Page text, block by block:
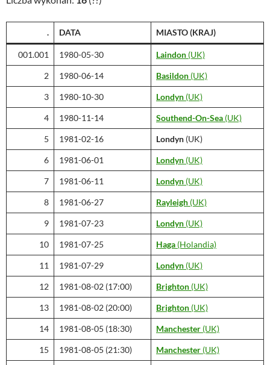
. DATA MIASTO(KRAJ)
001.001 1980-05-30 Laindon (UK)
2 1980-06-14 Basildon (UK)
3 1980-10-30 Londyn (UK)
4 1980-11-14 Southend-On-Sea (UK)
5 1981-02-16 Londyn (UK)
6 1981-06-01 Londyn (UK)
7 1981-06-11 Londyn (UK)
8 1981-06-27 Rayleigh (UK)
9 1981-07-23 Londyn (UK)
10 1981-07-25 Haga (Holandia)
11 1981-07-29 Londyn (UK)
12 1981-08-02 (17:00) Brighton (UK)
13 1981-08-02 (20:00) Brighton (UK)
14 1981-08-05 (18:30) Manchester (UK)
15 1981-08-05 (21:30) Manchester (UK)